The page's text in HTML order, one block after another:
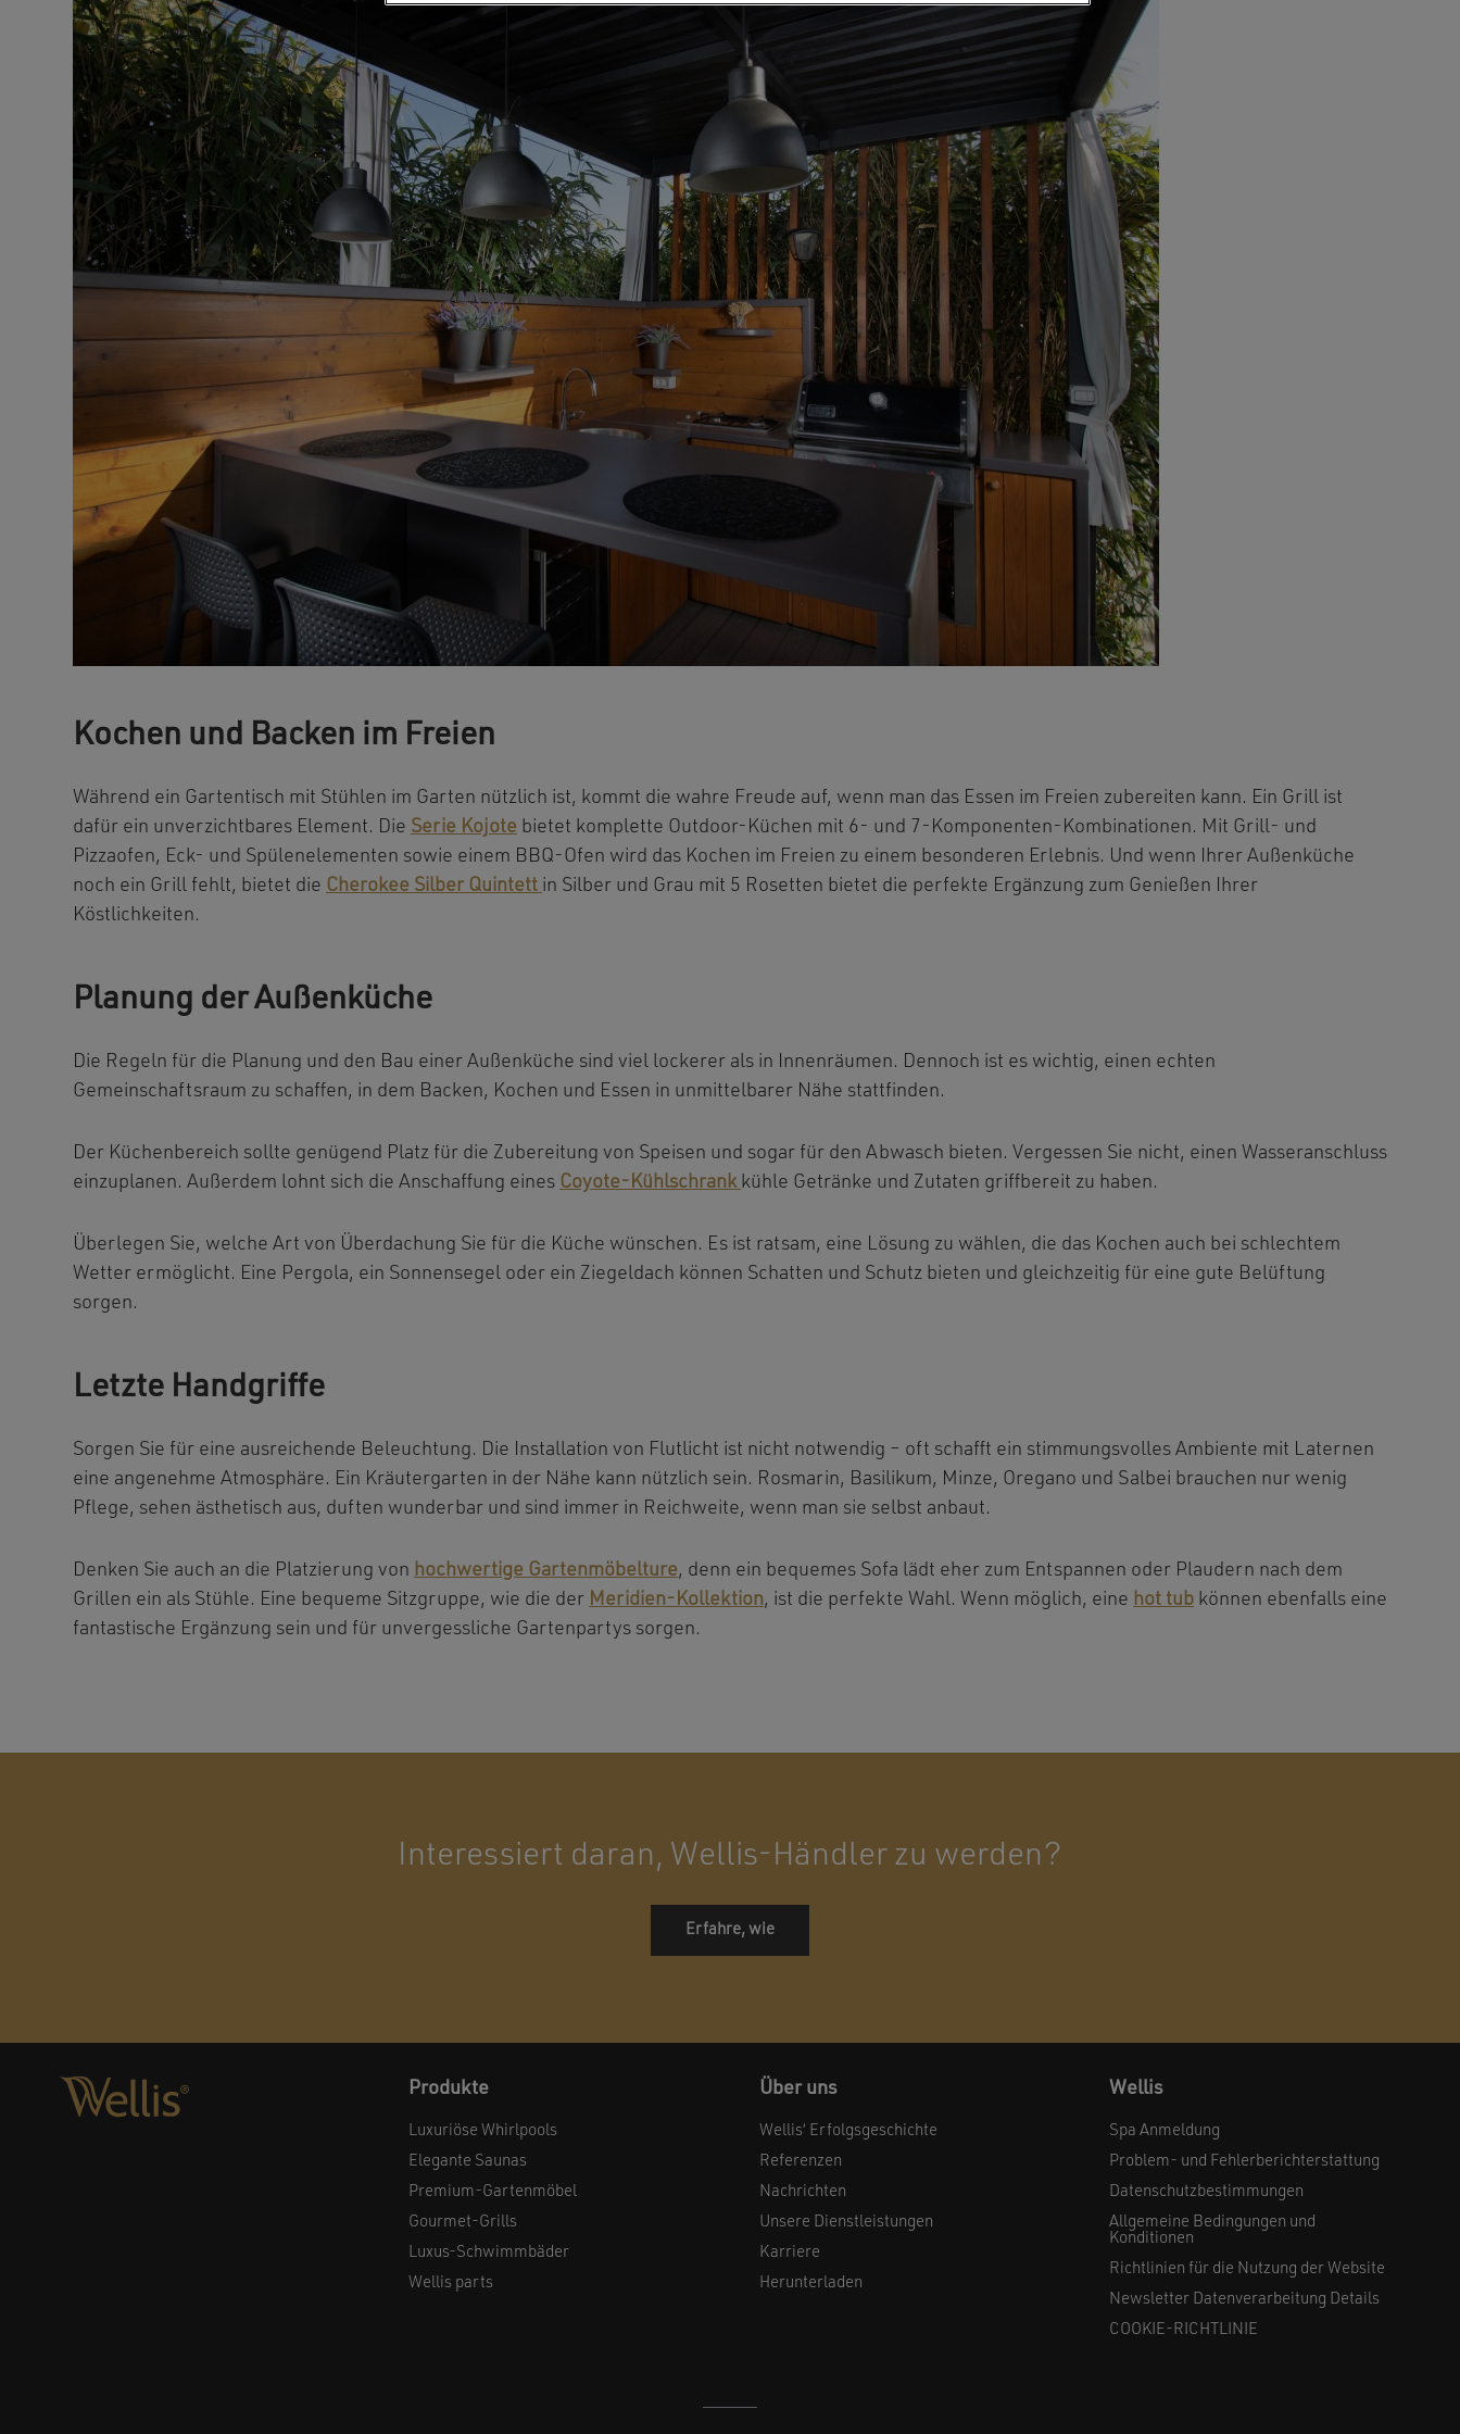
Kochen und Backen im Freien
Während ein Gartentisch mit Stühlen im Garten nützlich ist, kommt die wahre Freude auf, wenn man das Essen im Freien zubereiten kann. Ein Grill ist
dafür ein unverzichtbares Element. Die Serie Kojote bietet komplette Outdoor-Küchen mit 6- und 7-Komponenten-Kombinationen. Mit Grill- und
Pizzaofen, Eck- und Spülenelementen sowie einem BBQ-Ofen wird das Kochen im Freien zu einem besonderen Erlebnis. Und wenn Ihrer Außenküche
noch ein Grill fehlt, bietet die Cherokee Silber Quintett in Silber und Grau mit 5 Rosetten bietet die perfekte Ergänzung zum Genießen Ihrer
Köstlichkeiten.
Planung der Außenküche
Die Regeln für die Planung und den Bau einer Außenküche sind viel lockerer als in Innenräumen. Dennoch ist es wichtig, einen echten
Gemeinschaftsraum zu schaffen, in dem Backen, Kochen und Essen in unmittelbarer Nähe stattfinden.
Der Küchenbereich sollte genügend Platz für die Zubereitung von Speisen und sogar für den Abwasch bieten. Vergessen Sie nicht, einen Wasseranschluss
einzuplanen. Außerdem lohnt sich die Anschaffung eines Coyote-Kühlschrank kühle Getränke und Zutaten griffbereit zu haben.
Überlegen Sie, welche Art von Überdachung Sie für die Küche wünschen. Es ist ratsam, eine Lösung zu wählen, die das Kochen auch bei schlechtem
Wetter ermöglicht. Eine Pergola, ein Sonnensegel oder ein Ziegeldach können Schatten und Schutz bieten und gleichzeitig für eine gute Belüftung
sorgen.
Letzte Handgriffe
Sorgen Sie für eine ausreichende Beleuchtung. Die Installation von Flutlicht ist nicht notwendig – oft schafft ein stimmungsvolles Ambiente mit Laternen
eine angenehme Atmosphäre. Ein Kräutergarten in der Nähe kann nützlich sein. Rosmarin, Basilikum, Minze, Oregano und Salbei brauchen nur wenig
Pflege, sehen ästhetisch aus, duften wunderbar und sind immer in Reichweite, wenn man sie selbst anbaut.
Denken Sie auch an die Platzierung von hochwertige Gartenmöbelture, denn ein bequemes Sofa lädt eher zum Entspannen oder Plaudern nach dem
Grillen ein als Stühle. Eine bequeme Sitzgruppe, wie die der Meridien-Kollektion, ist die perfekte Wahl. Wenn möglich, eine hot tub können ebenfalls eine
fantastische Ergänzung sein und für unvergessliche Gartenpartys sorgen.
Interessiert daran, Wellis-Händler zu werden?
Erfahre, wie
Produkte
Luxuriöse Whirlpools
Elegante Saunas
Premium-Gartenmöbel
Gourmet-Grills
Luxus-Schwimmbäder
Wellis parts
Über uns
Wellis‘ Erfolgsgeschichte
Referenzen
Nachrichten
Unsere Dienstleistungen
Karriere
Herunterladen
Wellis
Spa Anmeldung
Problem- und Fehlerberichterstattung
Datenschutzbestimmungen
Allgemeine Bedingungen und
Konditionen
Richtlinien für die Nutzung der Website
Newsletter Datenverarbeitung Details
COOKIE-RICHTLINIE